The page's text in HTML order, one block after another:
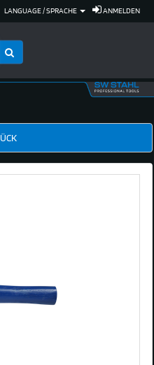
ANMELDEN
LANGUAGE / SPRACHE